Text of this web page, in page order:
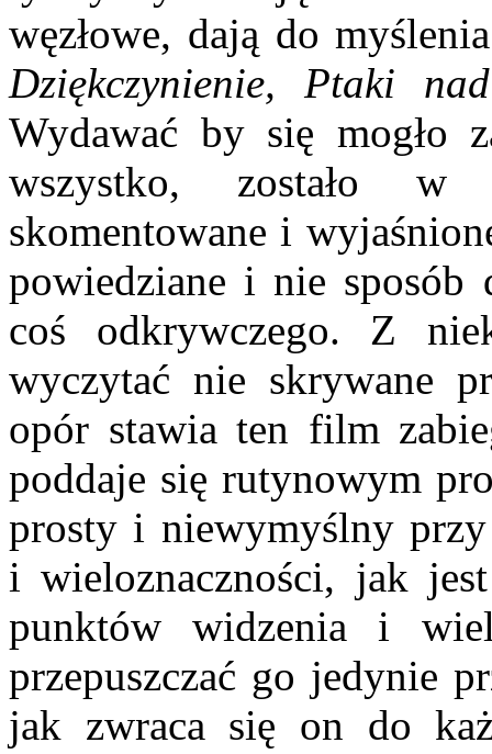
węzłowe, dają do
Dziękczynienie, Ptaki
Wydawać by się mogło
wszystko, zostało
skomentowane i
powiedziane i nie sposób
coś odkrywczego. Z
wyczytać nie skrywane
opór stawia ten film
poddaje się rutynowym
prosty i niewymyślny
i wieloznaczności, jak
punktów widzenia i
przepuszczać go jedynie
jak zwraca się on do